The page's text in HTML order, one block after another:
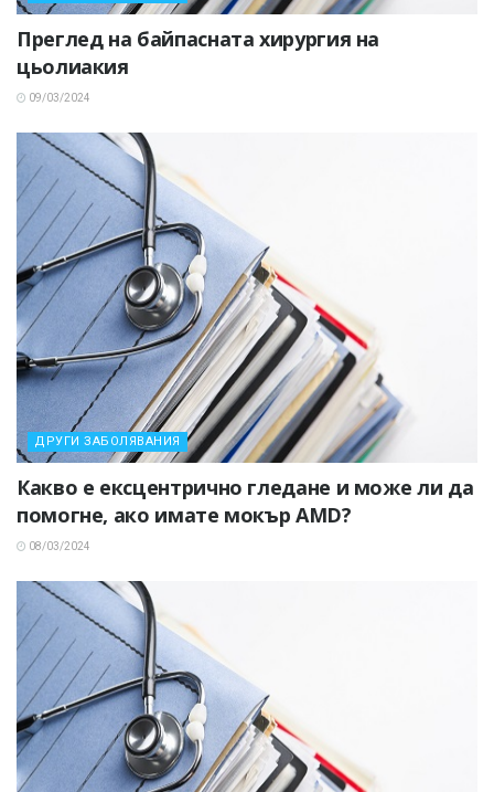
Преглед на байпасната хирургия на
цьолиакия
09/03/2024
ДРУГИ ЗАБОЛЯВАНИЯ
Какво е ексцентрично гледане и може ли да
помогне, ако имате мокър AMD?
08/03/2024